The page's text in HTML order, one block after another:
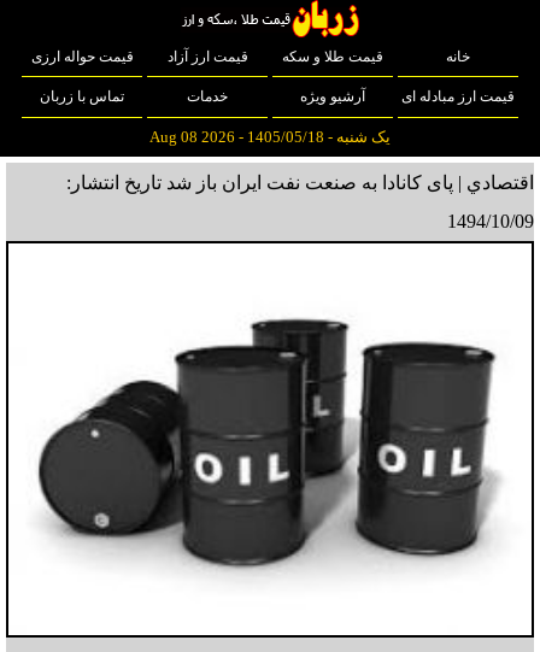
خانه قیمت طلا و سکه قیمت ارز آزاد قیمت حواله ارزی
قیمت ارز مبادله ای آرشیو ویژه خدمات تماس با زربان
یک شنبه - 1405/05/18 - Aug 08 2026
اقتصادي | پای کانادا به صنعت نفت ایران باز شد تاریخ انتشار:
1494/10/09